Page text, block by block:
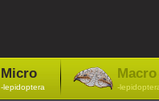
Micro
-lepidoptera
Macro
-